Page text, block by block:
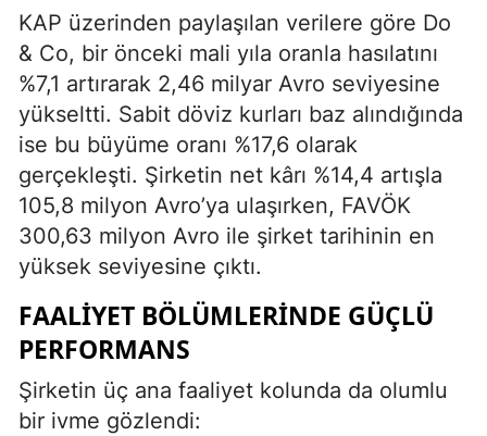
KAP üzerinden paylaşılan verilere göre Do
& Co, bir önceki mali yıla oranla hasılatını
%7,1 artırarak 2,46 milyar Avro seviyesine
yükseltti. Sabit döviz kurları baz alındığında
ise bu büyüme oranı %17,6 olarak
gerçekleşti. Şirketin net kârı %14,4 artışla
105,8 milyon Avro’ya ulaşırken, FAVÖK
300,63 milyon Avro ile şirket tarihinin en
yüksek seviyesine çıktı.
FAALIYET BÖLÜMLERINDE GÜÇLÜ
PERFORMANS
Şirketin üç ana faaliyet kolunda da olumlu
bir ivme gözlendi: